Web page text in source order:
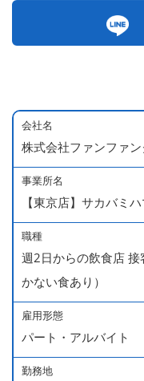
会社名
株式会社ファンファ
事業所名
【東京店】サカバミ
職種
週2日からの飲食店
かない食あり）
雇用形態
パート・アルバイト
勤務地